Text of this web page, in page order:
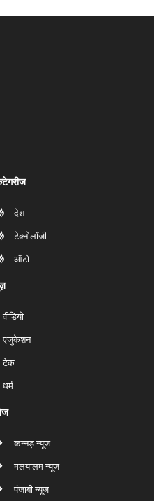
देश
टेक्नोलॉजी
ऑटो
वीडियो
एजुकेशन
टेक
धर्म
कन्नड़ न्यूज
मलयालम न्यूज
पंजाबी न्यूज